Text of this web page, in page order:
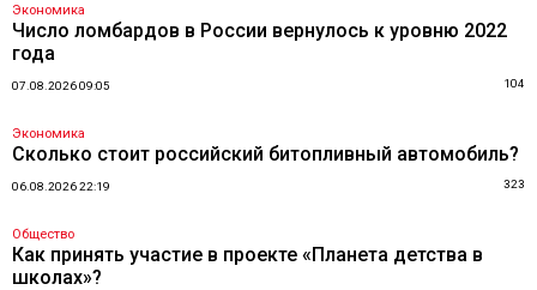
Экономика
Число ломбардов в России вернулось к уровню 2022
года
07.08.2026 09:05 104
Экономика
Сколько стоит российский битопливный автомобиль?
06.08.2026 22:19 323
Общество
Как принять участие в проекте «Планета детства в
школах»?